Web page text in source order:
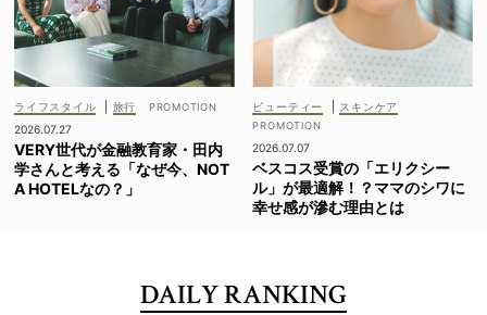
ライフスタイル
旅行
2026.07.27
VERY世代が金融教育家・田内
学さんと考える「なぜ今、NOT
A HOTELなの？」
ビューティー スキンケア
2026.07.07
ベスコス受賞の「エリクシー
ル」が最適解！？ママのシワに
幸せ感が滲む理由とは
DAILY RANKING